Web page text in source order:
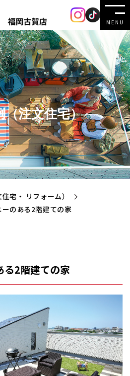
MENU
（注文住宅）
宅・ リフォーム）
のある2階建ての家
る2階建ての家